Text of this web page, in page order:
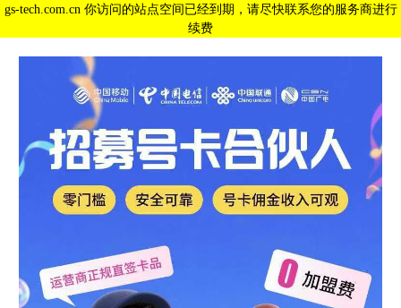
gs-tech.com.cn 你访问的站点空间已经到期，请尽快联系您的服务商进行
续费